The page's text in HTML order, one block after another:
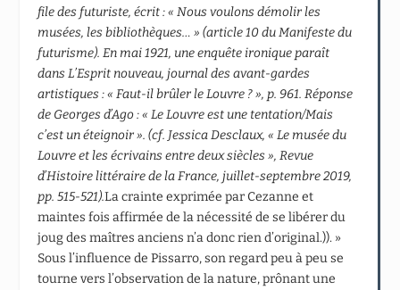
file des futuriste, écrit : « Nous voulons démolir les
musées, les bibliothèques… » (article 10 du Manifeste du
futurisme). En mai 1921, une enquête ironique paraît
dans L’Esprit nouveau, journal des avant-gardes
artistiques : « Faut-il brûler le Louvre ? », p. 961. Réponse
de Georges d’Ago : « Le Louvre est une tentation/Mais
c’est un éteignoir ». (cf. Jessica Desclaux, « Le musée du
Louvre et les écrivains entre deux siècles », Revue
d’Histoire littéraire de la France, juillet-septembre 2019,
pp. 515-521).La crainte exprimée par Cezanne et
maintes fois affirmée de la nécessité de se libérer du
joug des maîtres anciens n’a donc rien d’original.)). »
Sous l’influence de Pissarro, son regard peu à peu se
tourne vers l’observation de la nature, prônant une